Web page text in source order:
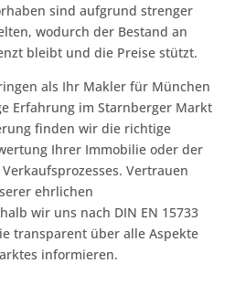
sind aufgrund strenger
wodurch der Bestand an
bleibt und die Preise stützt.
als Ihr Makler für München
Erfahrung im Starnberger Markt
finden wir die richtige
Ihrer Immobilie oder der
Vertrauen
ehrlichen
wir uns nach DIN EN 15733
transparent über alle Aspekte
informieren.